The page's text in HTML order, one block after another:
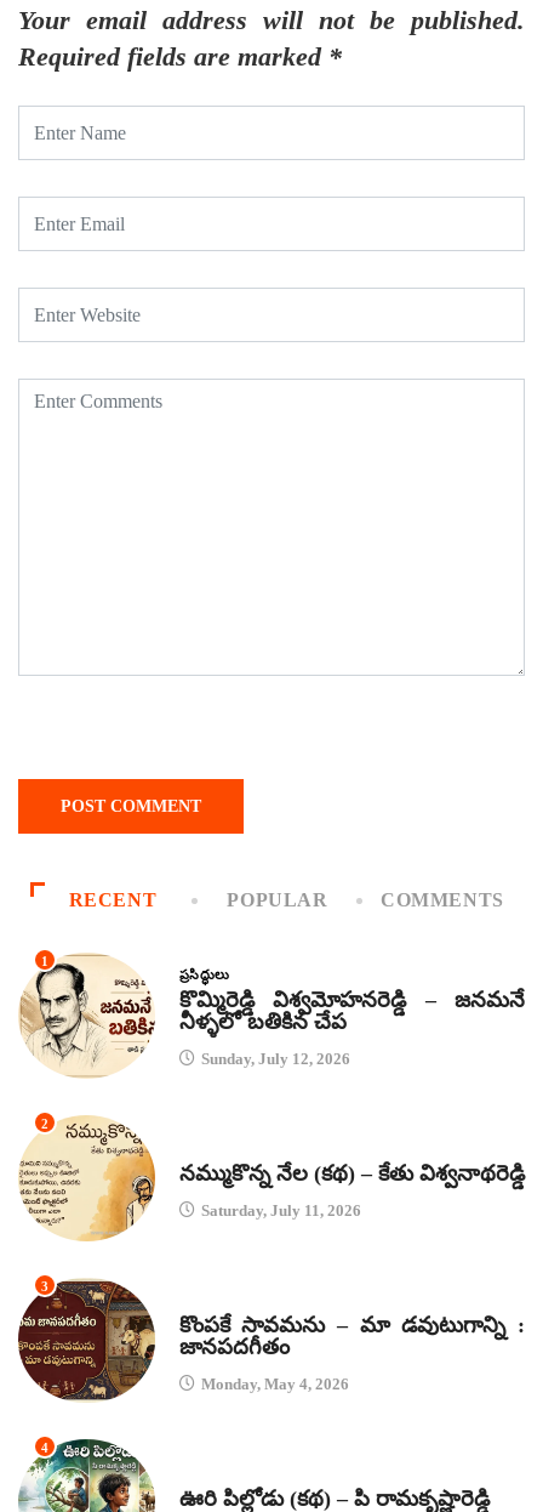
Your email address will not be published.
Required fields are marked *
RECENT POPULAR COMMENTS
1
ప్రసిద్ధులు
కొమ్మిరెడ్డి విశ్వమోహనరెడ్డి – జనమనే
నీళ్ళలో బతికిన చేప
Sunday, July 12, 2026
2
నమ్ముకొన్న నేల (కథ) – కేతు విశ్వనాథరెడ్డి
Saturday, July 11, 2026
3
కొంపకే సావమను – మా డవుటుగాన్ని :
జానపదగీతం
Monday, May 4, 2026
4
ఊరి పిల్లోడు (కథ) – పి రామకృష్ణారెడ్డి